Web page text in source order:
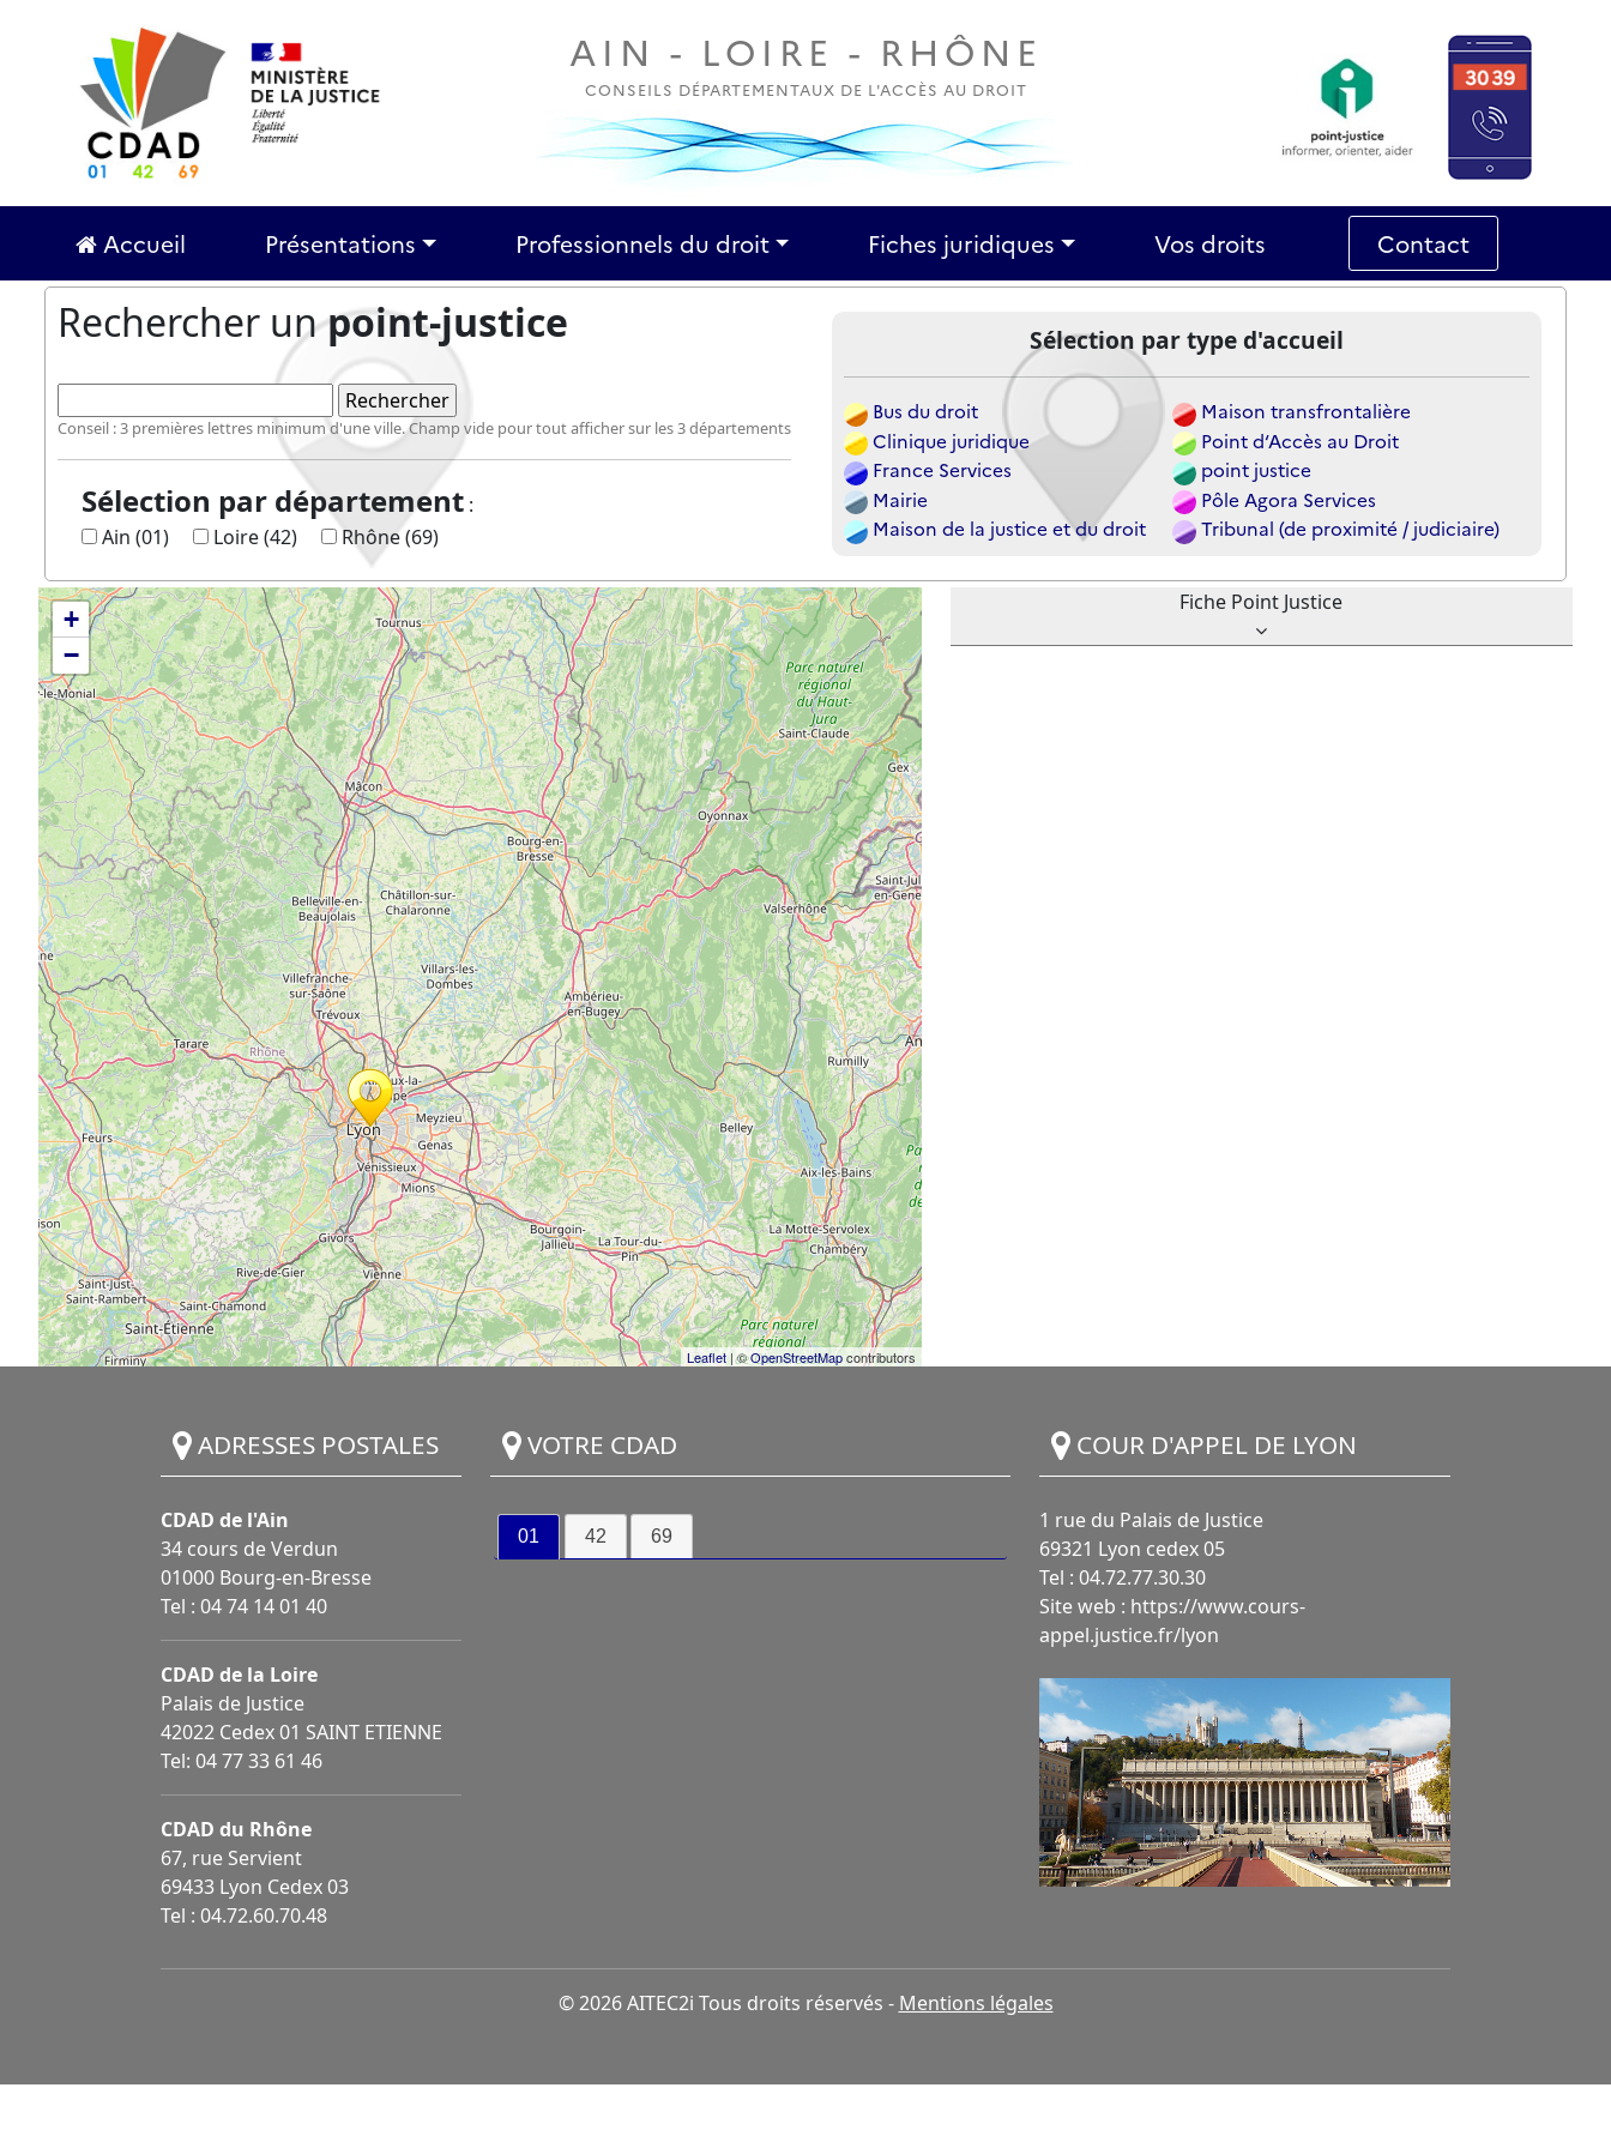
AIN - LOIRE - RHÔNE
CONSEILS DÉPARTEMENTAUX DE L'ACCÈS AU DROIT
Accueil Présentations Professionnels du droit Fiches juridiques Vos droits Contact
Rechercher unpoint-justice
Conseil : 3 premières lettres minimum d'une ville. Champ vide pour tout afficher sur les 3 départements
Sélection par département :
Ain (01)
Loire (42) Rhône (69)
Sélection par type d'accueil
Bus du droit
Clinique juridique
France Services
Mairie
Maison de la justice et du droit
Maison transfrontalière
Point d‘Accès au Droit
point justice
Pôle Agora Services
Tribunal (de proximité / judiciaire)
+
−
Leaflet| ©OpenStreetMapcontributors
Fiche Point Justice
ADRESSES POSTALES
CDAD de l'Ain
34 cours de Verdun
01000 Bourg-en-Bresse
Tel : 04 74 14 01 40
CDAD de la Loire
Palais de Justice
42022 Cedex 01 SAINT ETIENNE
Tel: 04 77 33 61 46
CDAD du Rhône
67, rue Servient
69433 Lyon Cedex 03
Tel : 04.72.60.70.48
VOTRE CDAD
01 42 69
COUR D'APPEL DE LYON
1 rue du Palais de Justice
69321 Lyon cedex 05
Tel : 04.72.77.30.30
Site web : https://www.cours-
appel.justice.fr/lyon
© 2026 AITEC2i Tous droits réservés - Mentions légales